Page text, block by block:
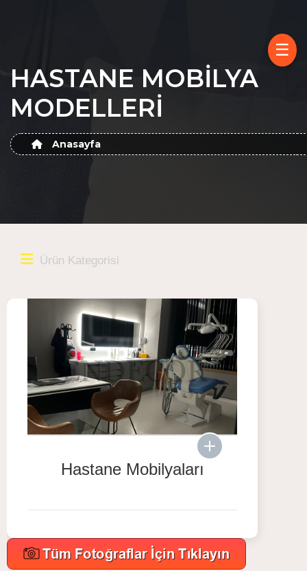
HASTANE MOBİLYA
MODELLERİ
Anasayfa
Ürün Kategorisi
Hastane Mobilyaları
☰